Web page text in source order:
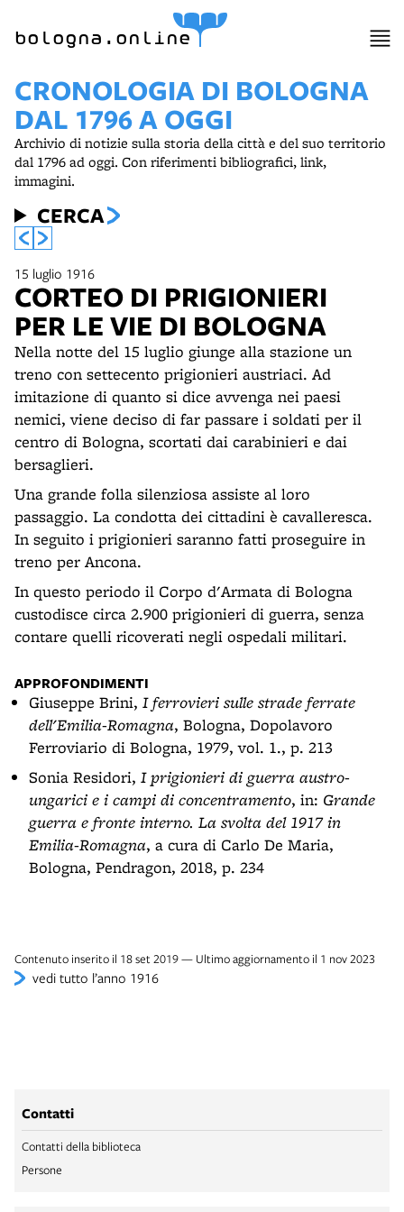
bologna.online
CRONOLOGIA DI BOLOGNA
DAL 1796 A OGGI
Archivio di notizie sulla storia della città e del suo territorio
dal 1796 ad oggi. Con riferimenti bibliografici, link,
immagini.
CERCA
15 luglio 1916
CORTEO DI PRIGIONIERI
PER LE VIE DI BOLOGNA
Nella notte del 15 luglio giunge alla stazione un
treno con settecento prigionieri austriaci. Ad
imitazione di quanto si dice avvenga nei paesi
nemici, viene deciso di far passare i soldati per il
centro di Bologna, scortati dai carabinieri e dai
bersaglieri.
Una grande folla silenziosa assiste al loro
passaggio. La condotta dei cittadini è cavalleresca.
In seguito i prigionieri saranno fatti proseguire in
treno per Ancona.
In questo periodo il Corpo d'Armata di Bologna
custodisce circa 2.900 prigionieri di guerra, senza
contare quelli ricoverati negli ospedali militari.
APPROFONDIMENTI
Giuseppe Brini, I ferrovieri sulle strade ferrate
dell'Emilia-Romagna, Bologna, Dopolavoro
Ferroviario di Bologna, 1979, vol. 1., p. 213
Sonia Residori, I prigionieri di guerra austro-
ungarici e i campi di concentramento, in: Grande
guerra e fronte interno. La svolta del 1917 in
Emilia-Romagna, a cura di Carlo De Maria,
Bologna, Pendragon, 2018, p. 234
Contenuto inserito il 18 set 2019 — Ultimo aggiornamento il 1 nov 2023
vedi tutto l’anno 1916
Contatti
Contatti della biblioteca
Persone